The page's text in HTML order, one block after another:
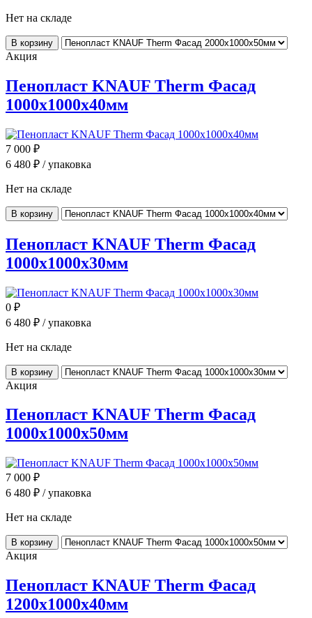
Нет на складе
В корзину
Акция
Пенопласт KNAUF Therm Фасад
1000x1000x40мм
7 000 ₽
6 480 ₽ / упаковка
Нет на складе
В корзину
Пенопласт KNAUF Therm Фасад
1000x1000x30мм
0 ₽
6 480 ₽ / упаковка
Нет на складе
В корзину
Акция
Пенопласт KNAUF Therm Фасад
1000x1000x50мм
7 000 ₽
6 480 ₽ / упаковка
Нет на складе
В корзину
Акция
Пенопласт KNAUF Therm Фасад
1200x1000x40мм